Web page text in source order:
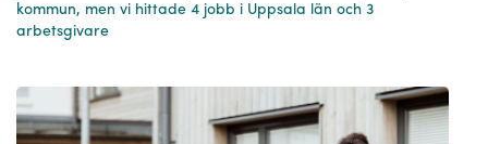
kommun, men vi hittade 4 jobb i Uppsala län och 3
arbetsgivare